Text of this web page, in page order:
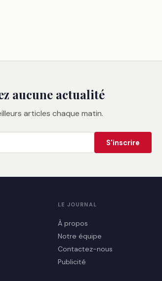
aucune actualité
articles chaque matin.
S'inscrire
LE JOURNAL
À propos
Notre équipe
Contactez-nous
Publicité